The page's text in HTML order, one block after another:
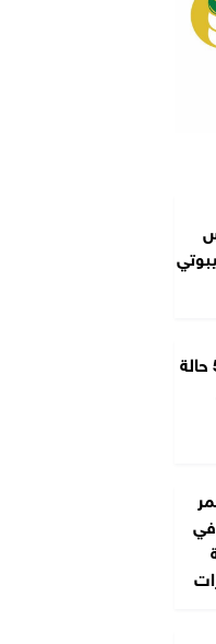
رأس
”الري” تزيل 518 حالة